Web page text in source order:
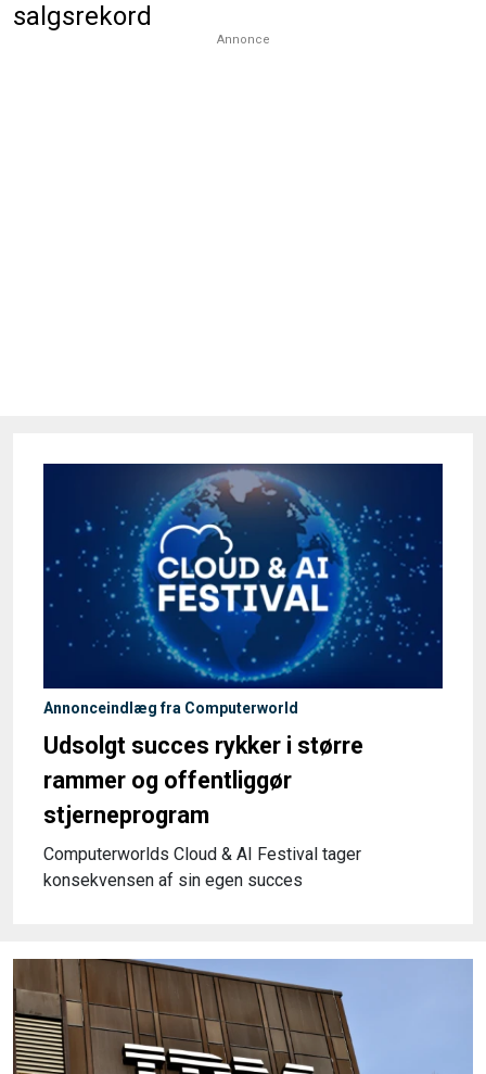
salgsrekord
Annonce
Annonceindlæg fra Computerworld
Udsolgt succes rykker i større
rammer og offentliggør
stjerneprogram
Computerworlds Cloud & AI Festival tager
konsekvensen af sin egen succes